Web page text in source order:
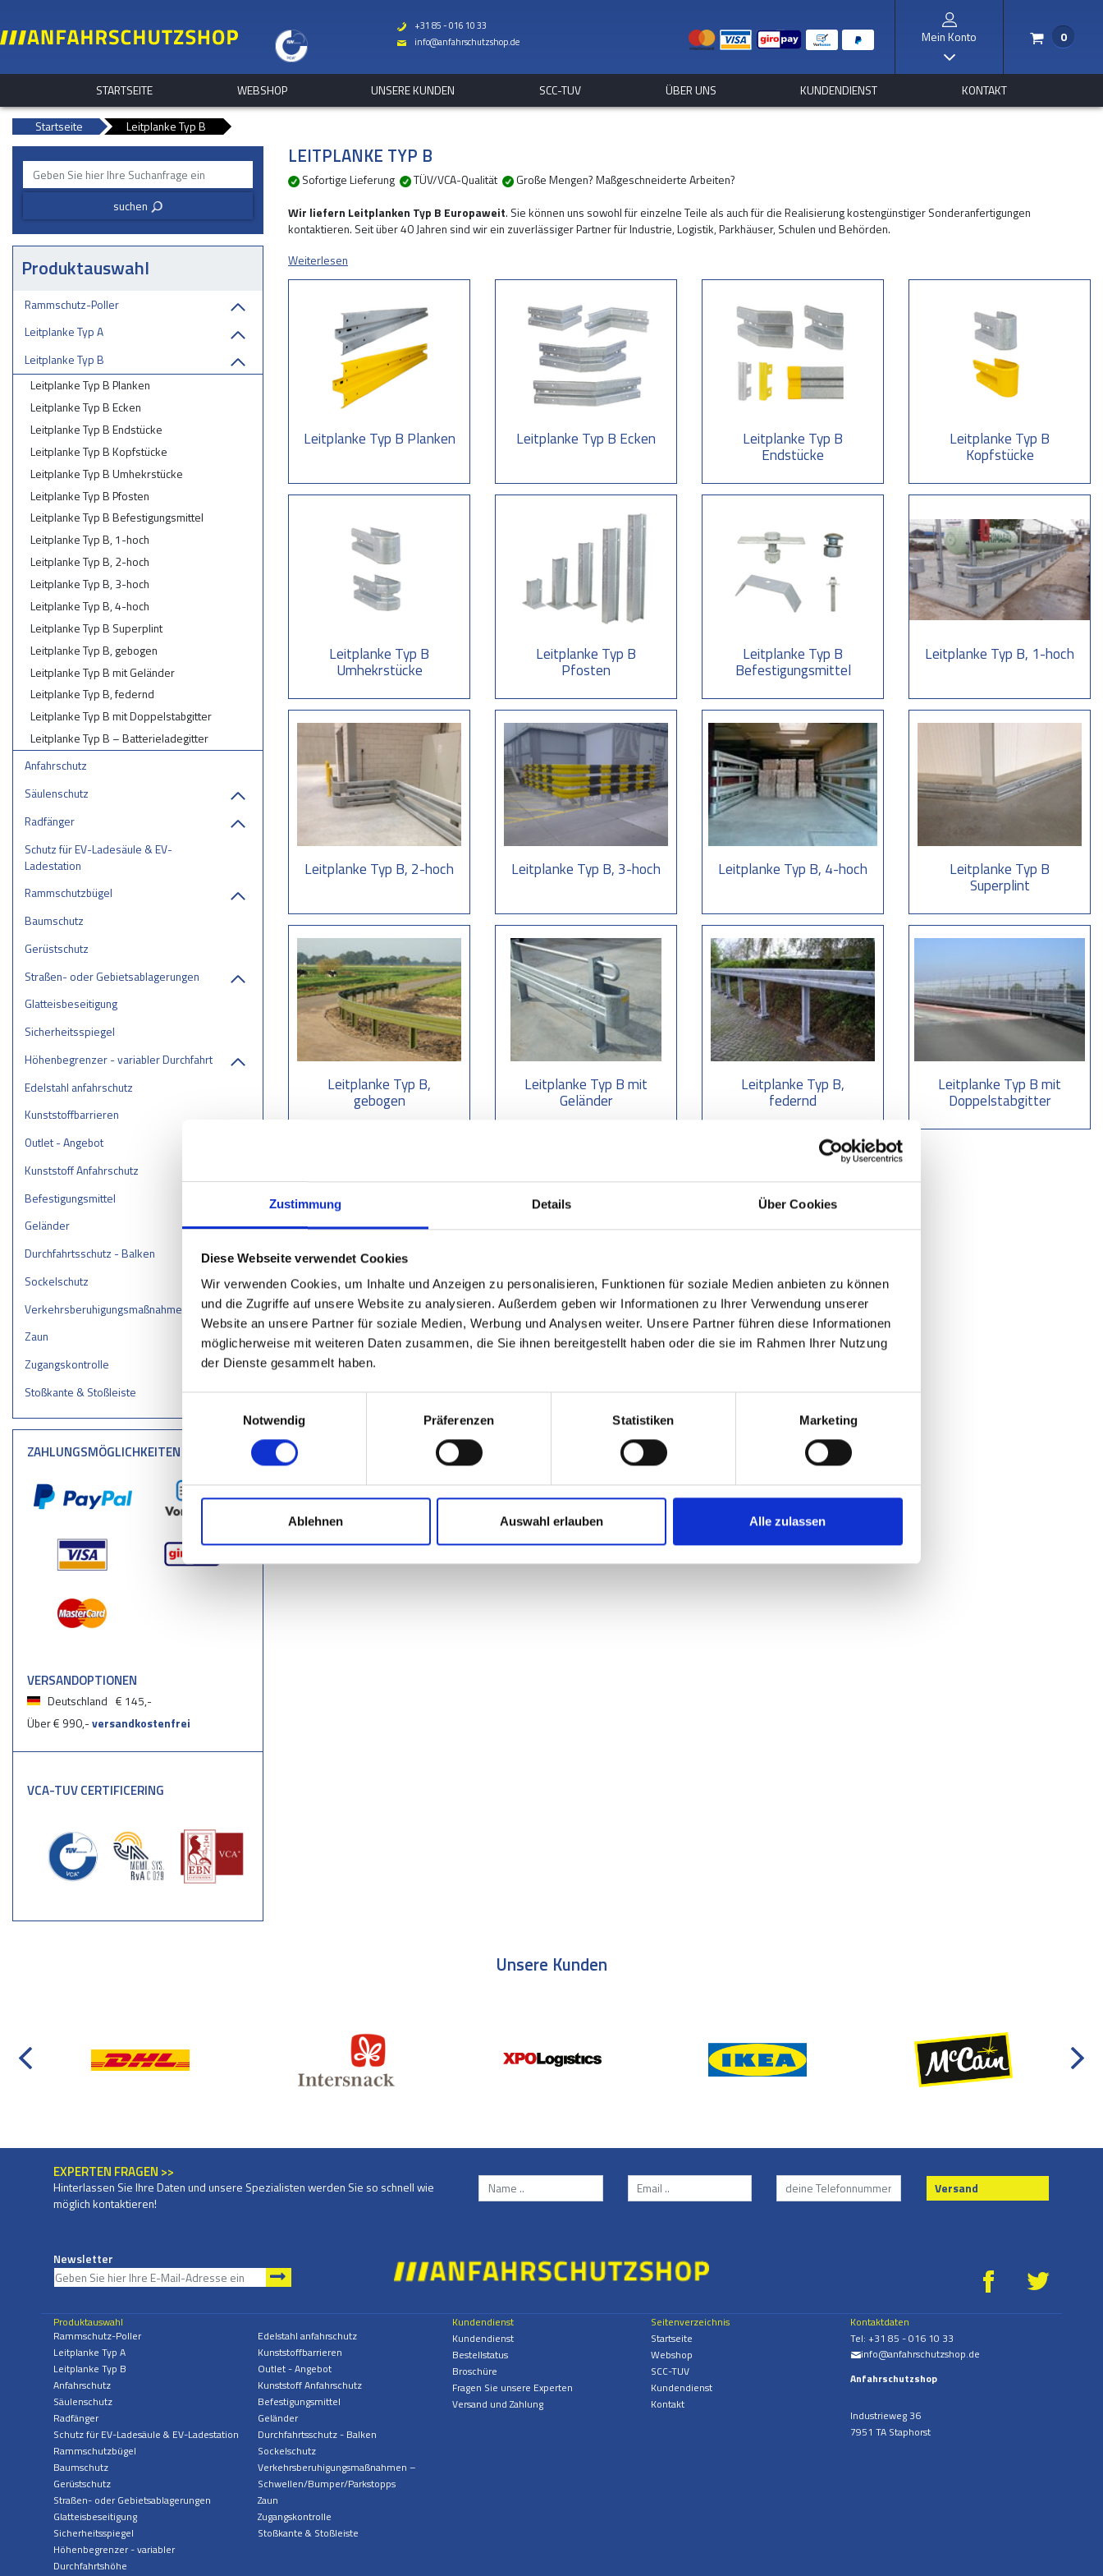
Zustimmung Details Über Cookies
Diese Webseite verwendet Cookies
Wir verwenden Cookies, um Inhalte und Anzeigen zu personalisieren, Funktionen für soziale Medien anbieten zu können
und die Zugriffe auf unsere Website zu analysieren. Außerdem geben wir Informationen zu Ihrer Verwendung unserer
Website an unsere Partner für soziale Medien, Werbung und Analysen weiter. Unsere Partner führen diese Informationen
möglicherweise mit weiteren Daten zusammen, die Sie ihnen bereitgestellt haben oder die sie im Rahmen Ihrer Nutzung
der Dienste gesammelt haben.
Notwendig
Präferenzen Statistiken Marketing
Ablehnen Auswahl erlauben Alle zulassen
b +31 85 - 016 10 33
% info@anfahrschutzshop.de Mein Konto
I
/ 0
STARTSEITE WEBSHOP UNSERE KUNDEN SCC-TUV ÜBER UNS KUNDENDIENST KONTAKT
Startseite Leitplanke Typ B
suchen 3
Produktauswahl
Rammschutz-Poller
Leitplanke Typ A
Leitplanke Typ B
Leitplanke Typ B Planken
Leitplanke Typ B Ecken
Leitplanke Typ B Endstücke
Leitplanke Typ B Kopfstücke
Leitplanke Typ B Umhekrstücke
Leitplanke Typ B Pfosten
Leitplanke Typ B Befestigungsmittel
Leitplanke Typ B, 1-hoch
Leitplanke Typ B, 2-hoch
Leitplanke Typ B, 3-hoch
Leitplanke Typ B, 4-hoch
Leitplanke Typ B Superplint
Leitplanke Typ B, gebogen
Leitplanke Typ B mit Geländer
Leitplanke Typ B, federnd
Leitplanke Typ B mit Doppelstabgitter
Leitplanke Typ B – Batterieladegitter
Anfahrschutz
Säulenschutz
Radfänger
Schutz für EV-Ladesäule & EV-
Ladestation
Rammschutzbügel
Baumschutz
Gerüstschutz
Straßen- oder Gebietsablagerungen
Glatteisbeseitigung
Sicherheitsspiegel
Höhenbegrenzer - variabler Durchfahrtshöhe
Edelstahl anfahrschutz
Kunststoffbarrieren
Outlet - Angebot
Kunststoff Anfahrschutz
Befestigungsmittel
Geländer
Durchfahrtsschutz - Balken
Sockelschutz
Verkehrsberuhigungsmaßnahmen – Schwellen/Bumper/Parkstopps
Zaun
Zugangskontrolle
Stoßkante & Stoßleiste
ZAHLUNGSMÖGLICHKEITEN
VERSANDOPTIONEN
Deutschland € 145,-
Über € 990,-versandkostenfrei
VCA-TUV CERTIFICERING
LEITPLANKE TYP B
Sofortige Lieferung TÜV/VCA-Qualität
Große Mengen? Maßgeschneiderte Arbeiten?
Wir liefern Leitplanken Typ B Europaweit. Sie können uns sowohl für einzelne Teile als auch für die Realisierung kostengünstiger Sonderanfertigungen
kontaktieren. Seit über 40 Jahren sind wir ein zuverlässiger Partner für Industrie, Logistik, Parkhäuser, Schulen und Behörden.
Von einem kurzen Stück Leitplanke Typ B bis hin zur Realisierung Ihres kompletten Projektes helfen wir Ihnen gerne weiter. Denken Sie an die folgenden
Anwendungen:
- Leitplanken zum Schutz von gefährdeten Anlagen und Gebäuden
- Durchfahrtsschutz zur Diebstahlprävention
- Kantenschutz in Parkhäusern
Leitplanken Typ B als Durchfahrschutz oder zum Schutz
Leitplanken können zum Schutz von gefährdeten Anlagen und Gebäuden, als Durchfahrschutz zum Zwecke der Diebstahlsicherung und als Kantenschutz in
Parkhäusern eingesetzt werden. Im Rammverfahren verlegen wir die Pfosten im Abstand von 4000 mm oder 2000 mm in Beton oder Asphalt. Auf Beton- oder
Standardhöhe einer Schutzschiene beträgt 750 mm außen und 550 mm innen.
Weiterlesen
Leitplanke Typ B Planken Leitplanke Typ B Ecken Leitplanke Typ B
Endstücke
Leitplanke Typ B
Kopfstücke
Leitplanke Typ B
Umhekrstücke
Leitplanke Typ B
Pfosten
Leitplanke Typ B
Befestigungsmittel
Leitplanke Typ B, 1-hoch
Leitplanke Typ B, 2-hoch Leitplanke Typ B, 3-hoch Leitplanke Typ B, 4-hoch Leitplanke Typ B
Superplint
Leitplanke Typ B,
gebogen
Leitplanke Typ B mit
Geländer
Leitplanke Typ B,
federnd
Leitplanke Typ B mit
Doppelstabgitter
Leitplanke Typ B –
Batterieladegitter
Unsere Kunden
EXPERTEN FRAGEN >>
Hinterlassen Sie Ihre Daten und unsere Spezialisten werden Sie so schnell wie
möglich kontaktieren!
Versand
Newsletter
g *
Produktauswahl
Rammschutz-Poller
Leitplanke Typ A
Leitplanke Typ B
Anfahrschutz
Säulenschutz
Radfänger
Schutz für EV-Ladesäule & EV-Ladestation
Rammschutzbügel
Baumschutz
Gerüstschutz
Straßen- oder Gebietsablagerungen
Glatteisbeseitigung
Sicherheitsspiegel
Höhenbegrenzer - variabler
Durchfahrtshöhe
Edelstahl anfahrschutz
Kunststoffbarrieren
Outlet - Angebot
Kunststoff Anfahrschutz
Befestigungsmittel
Geländer
Durchfahrtsschutz - Balken
Sockelschutz
Verkehrsberuhigungsmaßnahmen –
Schwellen/Bumper/Parkstopps
Zaun
Zugangskontrolle
Stoßkante & Stoßleiste
Kundendienst
Kundendienst
Bestellstatus
Broschüre
Fragen Sie unsere Experten
Versand und Zahlung
Seitenverzeichnis
Startseite
Webshop
SCC-TUV
Kundendienst
Kontakt
Kontaktdaten
Tel:+31 85 - 016 10 33
%info@anfahrschutzshop.de
Anfahrschutzshop
Industrieweg 36
7951 TA Staphorst